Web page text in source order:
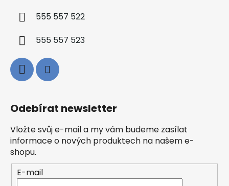
555 557 522
555 557 523
Odebírat newsletter
Vložte svůj e-mail a my vám budeme zasílat
informace o nových produktech na našem e-
shopu.
E-mail